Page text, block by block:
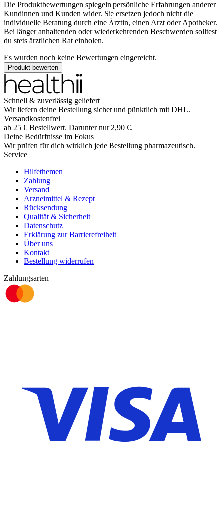
Die Produktbewertungen spiegeln persönliche Erfahrungen anderer
Kundinnen und Kunden wider. Sie ersetzen jedoch nicht die
individuelle Beratung durch eine Ärztin, einen Arzt oder Apotheker.
Bei länger anhaltenden oder wiederkehrenden Beschwerden solltest
du stets ärztlichen Rat einholen.
Es wurden noch keine Bewertungen eingereicht.
Produkt bewerten
Schnell & zuverlässig geliefert
Wir liefern deine Bestellung sicher und pünktlich mit DHL.
Versandkostenfrei
ab 25 € Bestellwert. Darunter nur 2,90 €.
Deine Bedürfnisse im Fokus
Wir prüfen für dich wirklich jede Bestellung pharmazeutisch.
Service
Hilfethemen
Zahlung
Versand
Arzneimittel & Rezept
Rücksendung
Qualität & Sicherheit
Datenschutz
Erklärung zur Barrierefreiheit
Über uns
Kontakt
Bestellung widerrufen
Zahlungsarten